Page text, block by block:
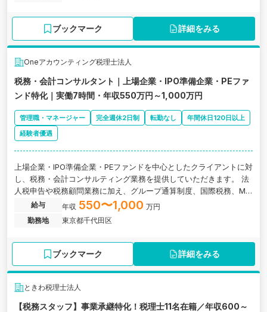
ブックマーク 詳細をみる
Oneアカウンティング税理士法人
税務・会計コンサルタント｜上場企業・IPO準備企業・PEファ
ンド特化｜実働7時間・年収550万円～1,000万円
管理職・マネージャー 完全週休2日制 転勤なし
年間休日120日以上
経験者優遇
上場企業・IPO準備企業・PEファンドを中心としたクライアントに対
し、税務・会計コンサルティング業務を提供していただきます。 法
人税申告や税務顧問業務に加え、グループ通算制度、国際税務、M&
A、組織再編、IPO支援など高度な専門領域に携わることが可能で
す。 公認会計士・税理士の混成チームのもと、税務だけでなく会
計・ファイナンス領域まで幅広い経験を積みながら、専門性を高め
給与 年収 550〜1,000 万円
勤務地
東京都千代田区
ブックマーク 詳細をみる
ときわ税理士法人
【税務スタッフ】事業承継特化！税理士11名在籍／年収600～